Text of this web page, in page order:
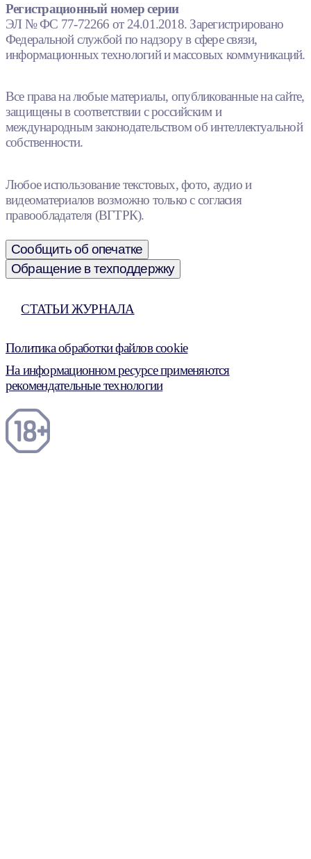
Регистрационный номер серии
ЭЛ № ФС 77-72266 от 24.01.2018. Зарегистрировано
Федеральной службой по надзору в сфере связи,
информационных технологий и массовых коммуникаций.
Все права на любые материалы, опубликованные на сайте,
защищены в соответствии с российским и
международным законодательством об интеллектуальной
собственности.
Любое использование текстовых, фото, аудио и
видеоматериалов возможно только с согласия
правообладателя (ВГТРК).
Сообщить об опечатке
Обращение в техподдержку
СТАТЬИ ЖУРНАЛА
Политика обработки файлов cookie
На информационном ресурсе применяются
рекомендательные технологии